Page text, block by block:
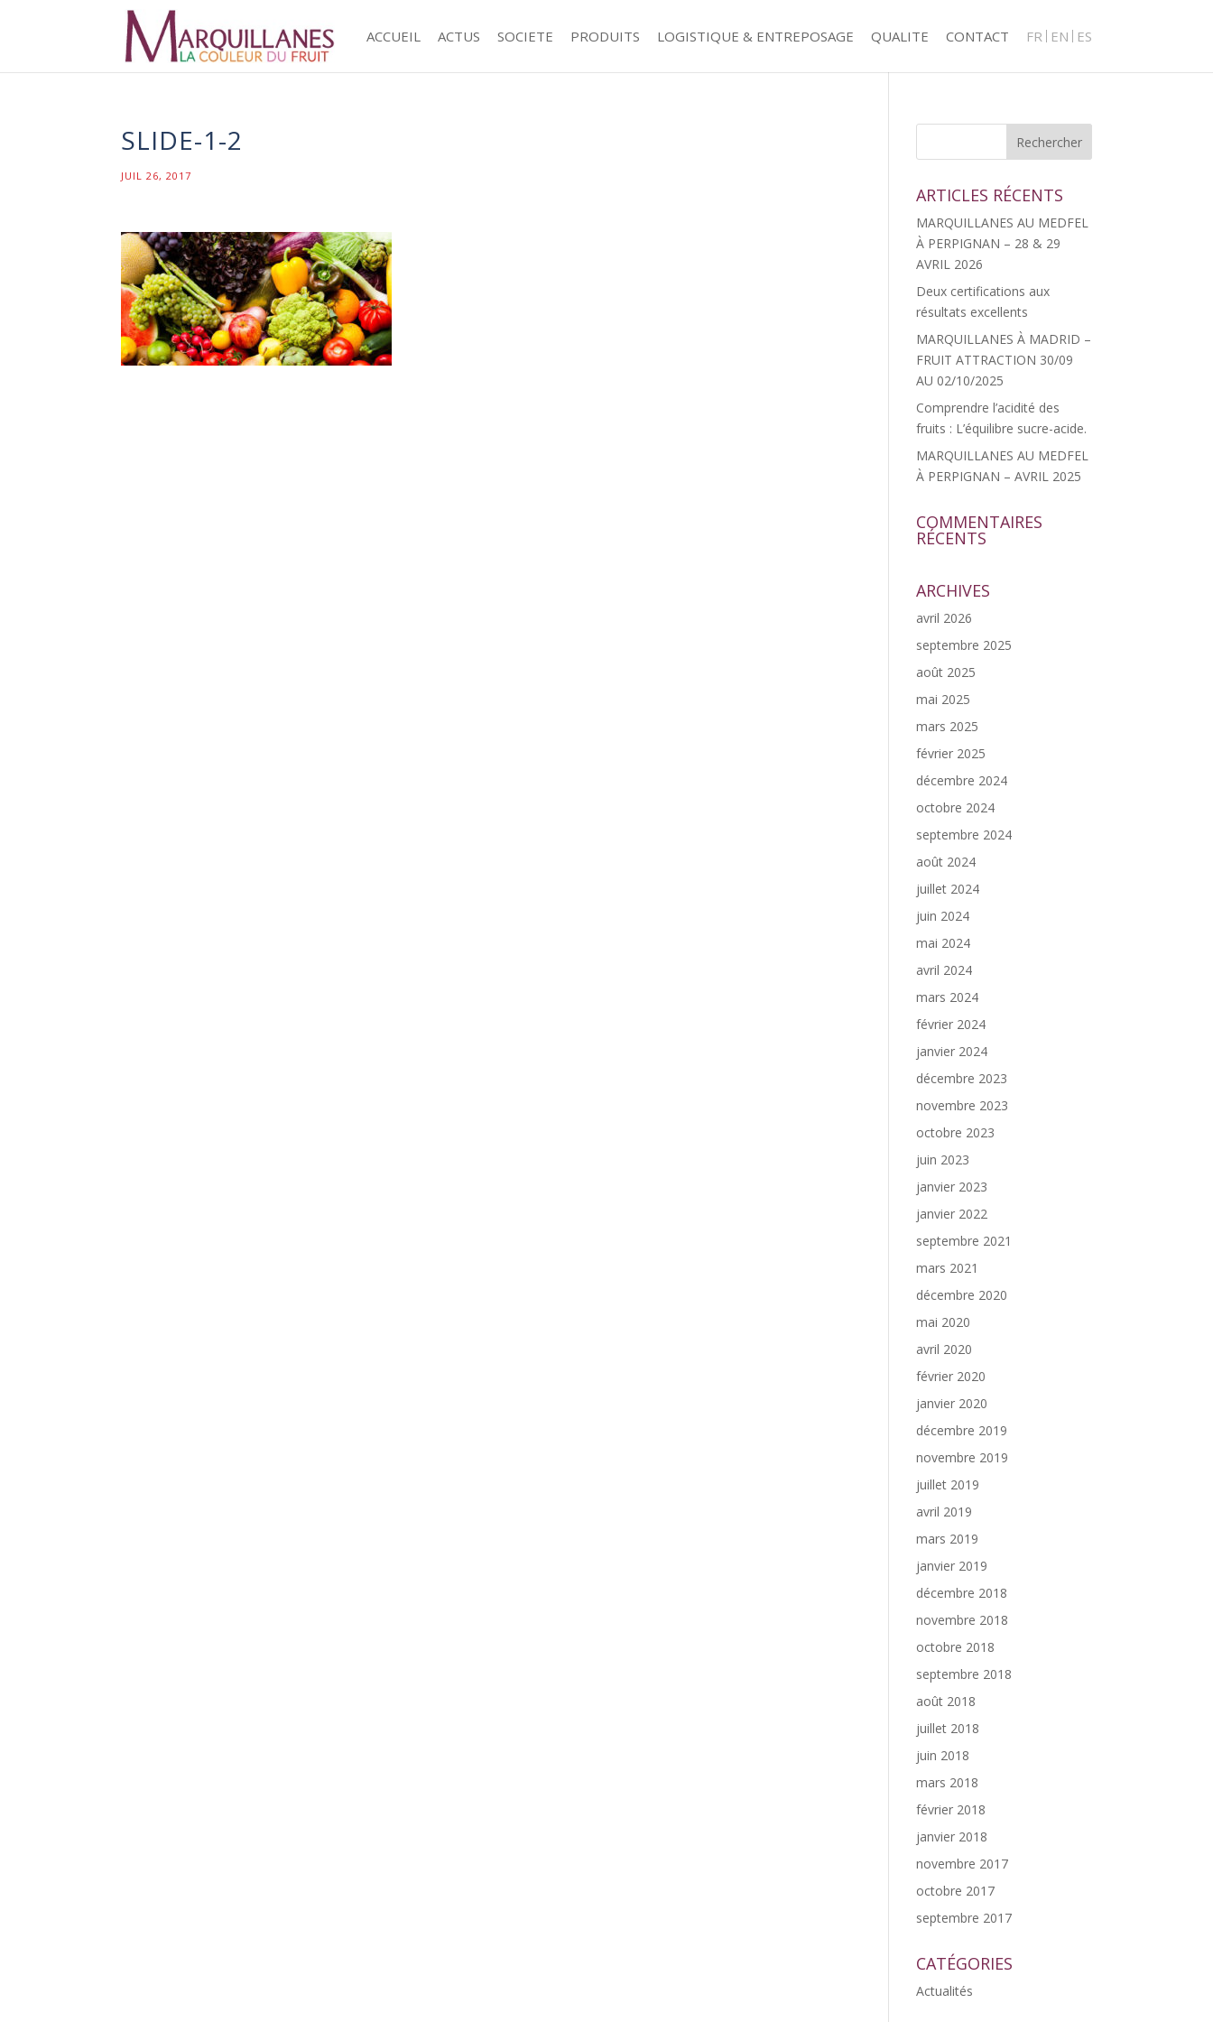
ACCUEIL ACTUS SOCIETE PRODUITS LOGISTIQUE & ENTREPOSAGE QUALITE CONTACT FR EN ES
SLIDE-1-2
JUIL 26, 2017
ARTICLES RÉCENTS
MARQUILLANES AU MEDFEL
À PERPIGNAN – 28 & 29
AVRIL 2026
Deux certifications aux
résultats excellents
MARQUILLANES À MADRID –
FRUIT ATTRACTION 30/09
AU 02/10/2025
Comprendre l’acidité des
fruits : L’équilibre sucre-acide.
MARQUILLANES AU MEDFEL
À PERPIGNAN – AVRIL 2025
COMMENTAIRES
RÉCENTS
ARCHIVES
avril 2026
septembre 2025
août 2025
mai 2025
mars 2025
février 2025
décembre 2024
octobre 2024
septembre 2024
août 2024
juillet 2024
juin 2024
mai 2024
avril 2024
mars 2024
février 2024
janvier 2024
décembre 2023
novembre 2023
octobre 2023
juin 2023
janvier 2023
janvier 2022
septembre 2021
mars 2021
décembre 2020
mai 2020
avril 2020
février 2020
janvier 2020
décembre 2019
novembre 2019
juillet 2019
avril 2019
mars 2019
janvier 2019
décembre 2018
novembre 2018
octobre 2018
septembre 2018
août 2018
juillet 2018
juin 2018
mars 2018
février 2018
janvier 2018
novembre 2017
octobre 2017
septembre 2017
CATÉGORIES
Actualités